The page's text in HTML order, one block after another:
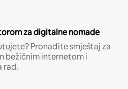
za digitalne nomade
Pronađite smještaj za
bežičnim internetom i
rad.